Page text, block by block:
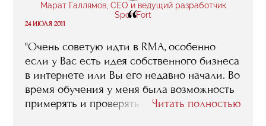
Марат Галлямов, CEO и ведущий разработчик
SportFort
“
24 ИЮЛЯ 2011
"Очень советую идти в RMA, особенно
если у Вас есть идея собственного бизнеса
в интернете или Вы его недавно начали. Во
время обучения у меня была возможность
примерять и проверять каждоеЧитать полностью